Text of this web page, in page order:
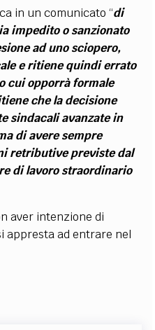
in un comunicato “di
impedito o sanzionato
ad uno sciopero,
e ritiene quindi errato
cui opporrà formale
che la decisione
sindacali avanzate in
di avere sempre
retributive previste dal
di lavoro straordinario
aver intenzione di
appresta ad entrare nel